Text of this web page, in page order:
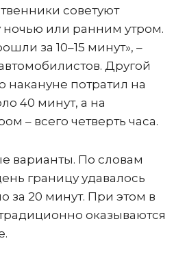
советуют
ночью или ранним утром.
за 10–15 минут», –
Другой
накануне потратил на
40 минут, а на
– всего четверть часа.
варианты. По словам
границу удавалось
за 20 минут. При этом в
оказываются